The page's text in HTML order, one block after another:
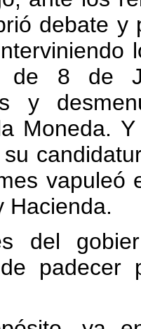
debate y
de 8 de
y
Moneda.
vapuleó
Hacienda.
del
padecer